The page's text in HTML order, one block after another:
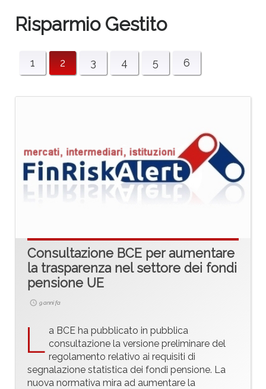
Risparmio Gestito
1 2 3 4 5 6
Consultazione BCE per aumentare
la trasparenza nel settore dei fondi
pensione UE
9 anni fa
L a BCE ha pubblicato in pubblica
consultazione la versione preliminare del
regolamento relativo ai requisiti di
segnalazione statistica dei fondi pensione. La
nuova normativa mira ad aumentare la